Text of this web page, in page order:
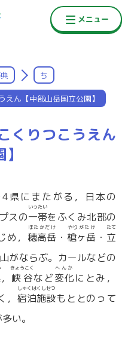
ち
ん【中部山岳国立公園】
くりつこうえん
4県にまたがる，日本の
スの一帯
いったい
をふくみ北部の
め， 穂高岳
ほたかだけ
・ 槍ヶ岳
やりがたけ
・ 立
たて
がならぶ。カールなどの
， 峡谷
きょうこく
など変化
へんか
にとみ，
， 宿泊施設
しゅくはくしせつ
もととのって
い。